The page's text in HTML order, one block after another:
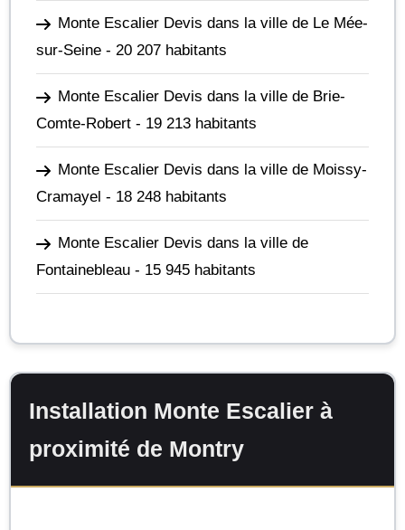
Monte Escalier Devis dans la ville de Le Mée-
sur-Seine - 20 207 habitants
Monte Escalier Devis dans la ville de Brie-
Comte-Robert - 19 213 habitants
Monte Escalier Devis dans la ville de Moissy-
Cramayel - 18 248 habitants
Monte Escalier Devis dans la ville de
Fontainebleau - 15 945 habitants
Installation Monte Escalier à
proximité de Montry